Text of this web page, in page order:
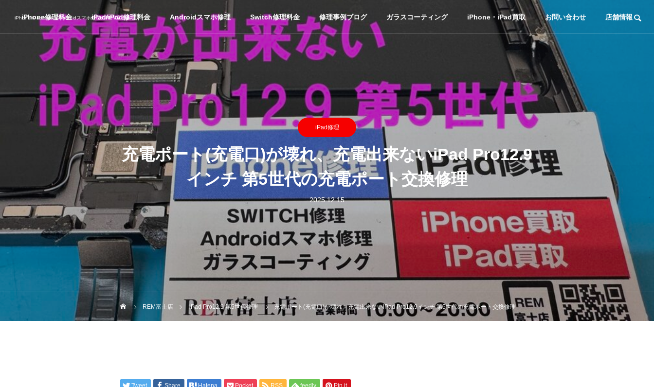
iPhone/iPad/switch/Androidスマホ修理のREM富士店
iPhone修理料金 iPad/iPod修理料金 Androidスマホ修理 Switch修理料金 修理事例ブログ ガラスコーティング iPhone・iPad買取 お問い合わせ 店舗情報
iPad修理
充電ポート(充電口)が壊れ、充電出来ないiPad Pro12.9
インチ 第5世代の充電ポート交換修理
2025.12.15
REM富士店 iPad Pro12.9 第5世代修理 充電ポート(充電口)が壊れ、充電出来ないiPad Pro12.9インチ 第5世代の充電ポート交換修理
Tweet Share Hatena Pocket RSS feedly Pin it